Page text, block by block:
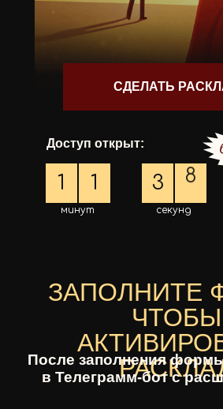
Доступ открыт:
СДЕЛАТЬ
1 1
минут
3
9
8
секунд
ЗАПОЛНИТЕ
ЧТОБЫ
После заполнения
в Телеграмм-бот с